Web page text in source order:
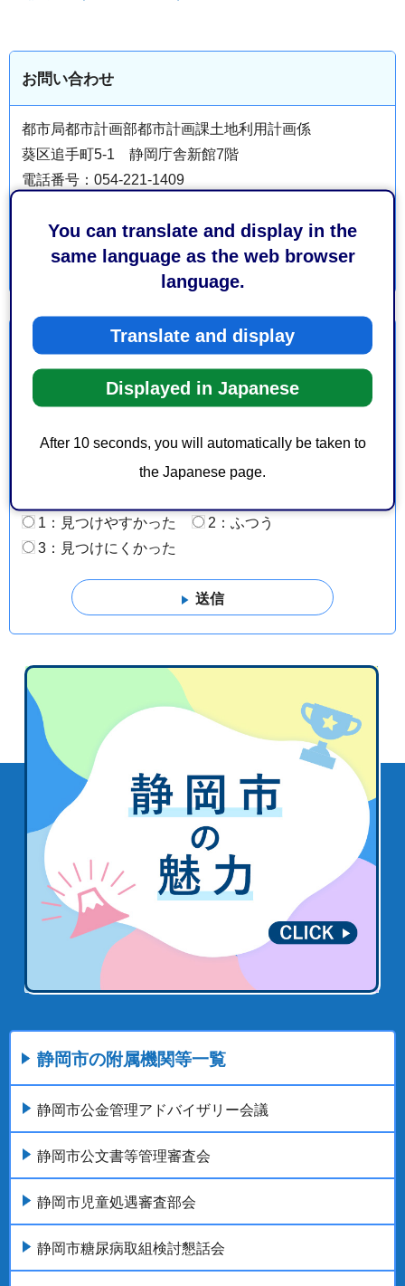
You can translate and display in the
same language as the web browser
language.
Translate and display
Displayed in Japanese
After 10 seconds, you will automatically be taken to
the Japanese page.
お問い合わせ
都市局都市計画部都市計画課土地利用計画係
葵区追手町5-1 静岡庁舎新館7階
電話番号：054-221-1409
より良いウェブサイトにするためにみなさまのご意
このページの情報は役に立ちましたか？
1：役に立った
2：ふつう
3：役に立たなかった
1：見つけやすかった
2：ふつう
3：見つけにくかった
静岡市の附属機関等一覧
静岡市公金管理アドバイザリー会議
静岡市公文書等管理審査会
静岡市児童処遇審査部会
静岡市糖尿病取組検討懇話会